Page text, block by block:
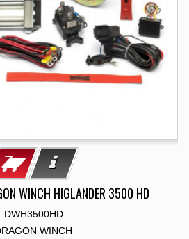
WINCH HIGLANDER 3500 HD
DWH3500HD
WINCH